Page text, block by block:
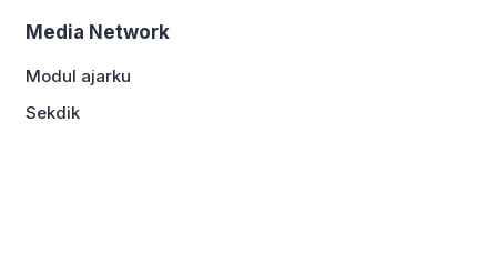
Media Network
Modul ajarku
Sekdik